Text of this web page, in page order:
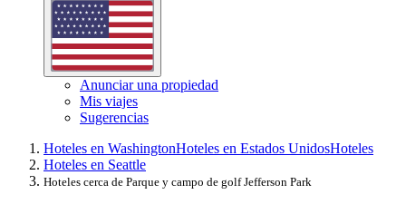
Anunciar una propiedad
Mis viajes
Sugerencias
Hoteles en WashingtonHoteles en Estados UnidosHoteles
Hoteles en Seattle
Hoteles cerca de Parque y campo de golf Jefferson Park